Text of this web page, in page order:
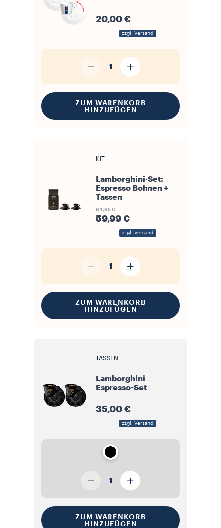
20,00 €
zzgl. Versand
1
ZUM WARENKORB
HINZUFÜGEN
KIT
Lamborghini-Set:
Espresso Bohnen +
Tassen
64,99 €
59,99 €
zzgl. Versand
1
ZUM WARENKORB
HINZUFÜGEN
TASSEN
Lamborghini
Espresso-Set
35,00 €
zzgl. Versand
1
ZUM WARENKORB
HINZUFÜGEN